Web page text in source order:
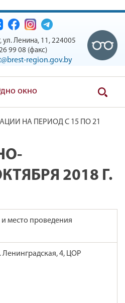
ул. Ленина, 11, 224005
99 08 (факс)
region.gov.by
окно
НА ПЕРИОД С 15 ПО 21
2018 Г.
место проведения
Ленинградская, 4, ЦОР